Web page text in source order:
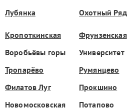
Лубянка Охотный Ряд
Кропоткинская
Фрунзенская
Воробьёвы горы
Университет
Тропарёво
Румянцево
Филатов Луг
Прокшино
Новомосковская
Потапово